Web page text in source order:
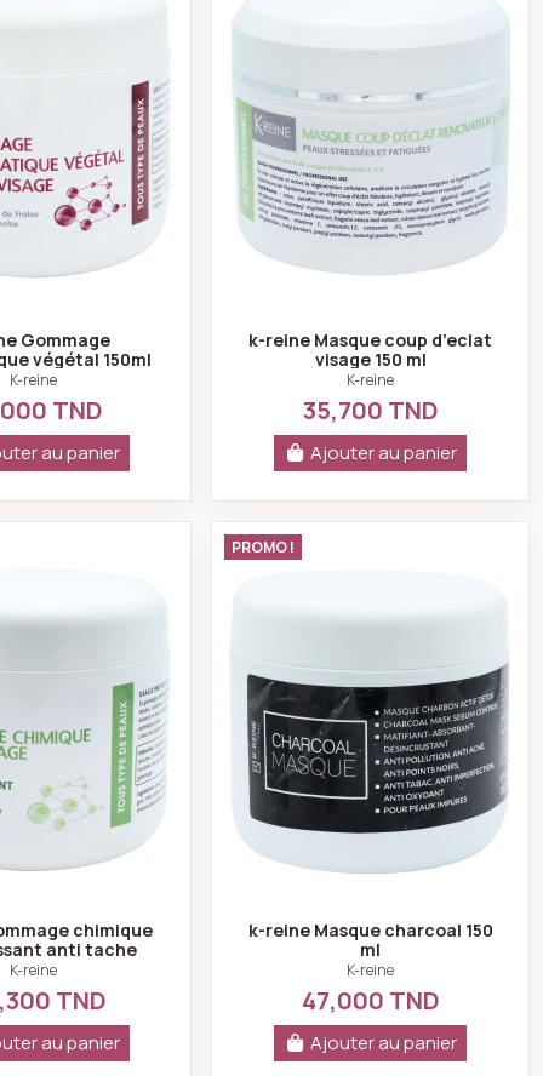
Gommage
végétal 150ml
K-reine
TND
au panier
k-reine Masque coup d’eclat
visage 150 ml
K-reine
35,700 TND
Ajouter au panier
450ml
k-reine Gommage chimique éclaircissant anti tache 450ml
chimique
anti tache
450ml
K-reine
TND
au panier
PROMO !
k-reine Masque charcoal 150
ml
K-reine
47,000 TND
Ajouter au panier